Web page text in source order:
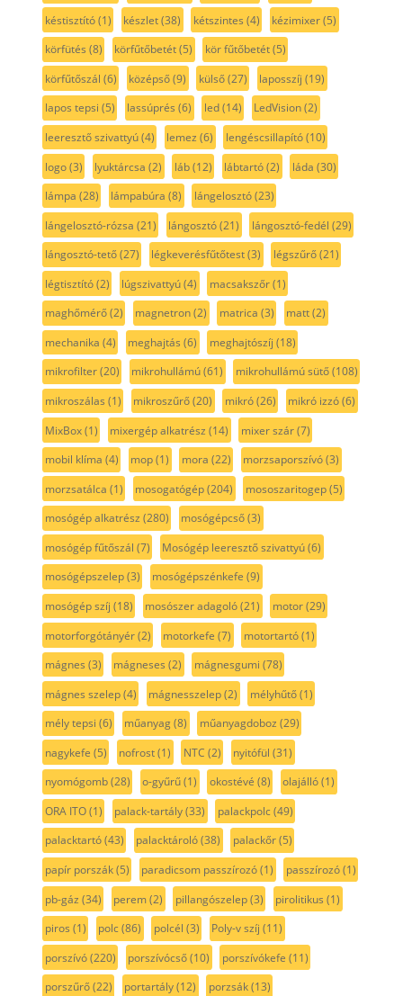
késtisztító(1) készlet(38) kétszintes (4) kézimixer(5)
körfütés (8) körfűtőbetét(5) kör fűtőbetét(5)
körfűtőszál (6) középső(9) külső(27) laposszíj (19)
lapos tepsi (5) lassúprés (6) led(14) LedVision(2)
leeresztő szivattyú(4) lemez (6) lengéscsillapító(10)
logo(3) lyuktárcsa (2) láb(12) lábtartó(2) láda (30)
lámpa (28) lámpabúra (8) lángelosztó(23)
lángelosztó-rózsa (21) lángosztó(21) lángosztó-fedél (29)
lángosztó-tető(27) légkeverésfűtőtest(3) légszűrő(21)
légtisztító(2) lúgszivattyú(4) macsakszőr(1)
maghőmérő(2) magnetron(2) matrica (3) matt(2)
mechanika (4) meghajtás (6) meghajtószíj (18)
mikrofilter(20) mikrohullámú(61) mikrohullámú sütő(108)
mikroszálas (1) mikroszűrő(20) mikró(26) mikró izzó(6)
MixBox(1) mixergép alkatrész (14) mixer szár(7)
mobil klíma (4) mop(1) mora (22) morzsaporszívó(3)
morzsatálca (1) mosogatógép(204) mososzaritogep(5)
mosógép alkatrész (280) mosógépcső(3)
mosógép fűtőszál (7) Mosógép leeresztő szivattyú(6)
mosógépszelep(3) mosógépszénkefe (9)
mosógép szíj (18) mosószer adagoló(21) motor(29)
motorforgótányér(2) motorkefe (7) motortartó(1)
mágnes (3) mágneses (2) mágnesgumi (78)
mágnes szelep(4) mágnesszelep(2) mélyhűtő(1)
mély tepsi (6) műanyag(8) műanyagdoboz (29)
nagykefe (5) nofrost(1) NTC (2) nyitófül (31)
nyomógomb(28) o-gyűrű(1) okostévé (8) olajálló(1)
ORA ITO(1) palack-tartály(33) palackpolc(49)
palacktartó(43) palacktároló(38) palackőr(5)
papír porszák(5) paradicsom passzírozó(1) passzírozó(1)
pb-gáz (34) perem(2) pillangószelep(3) pirolitikus (1)
piros (1) polc(86) polcél (3) Poly-v szíj (11)
porszívó(220) porszívócső(10) porszívókefe (11)
porszűrő(22) portartály(12) porzsák(13)